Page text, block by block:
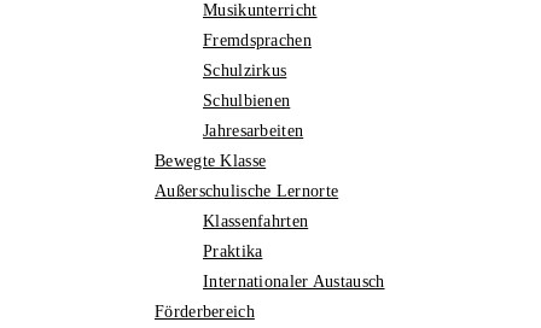
Musikunterricht
Fremdsprachen
Schulzirkus
Schulbienen
Jahresarbeiten
Bewegte Klasse
Außerschulische Lernorte
Klassenfahrten
Praktika
Internationaler Austausch
Förderbereich